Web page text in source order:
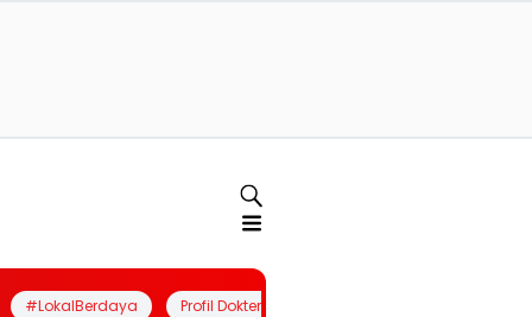
#LokalBerdaya Profil Dokter